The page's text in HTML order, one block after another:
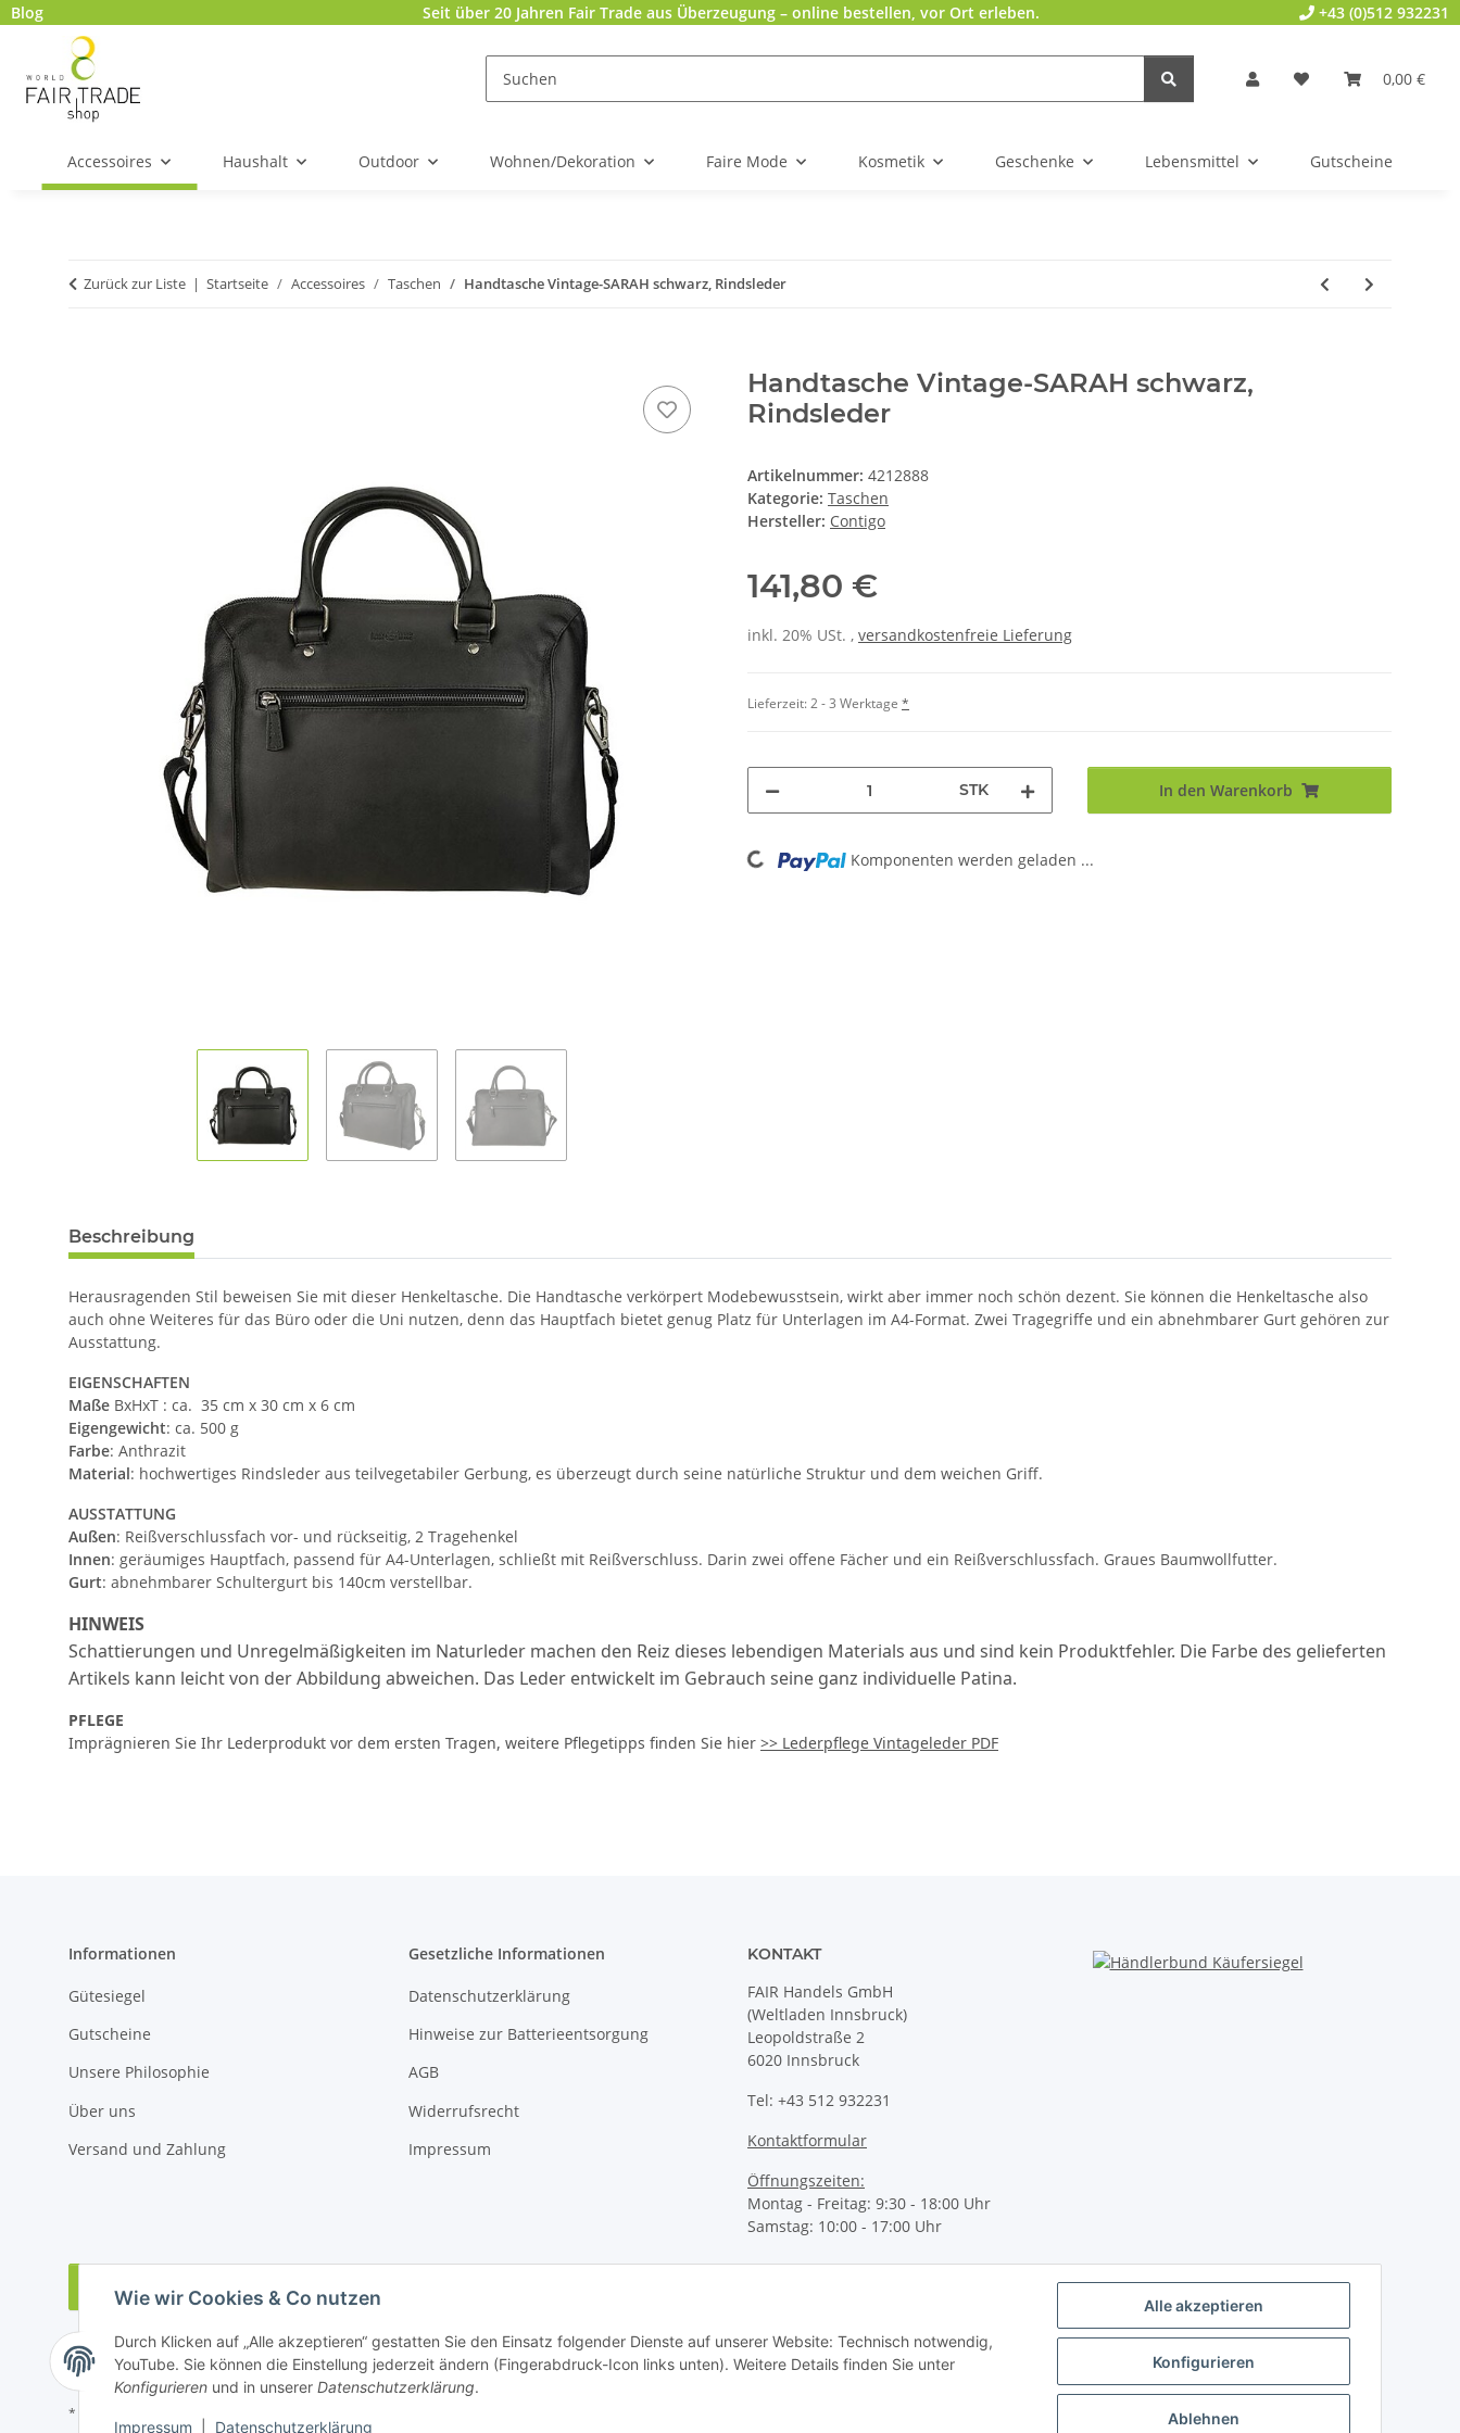
Alle akzeptieren
Konfigurieren
Ablehnen
Wie wir Cookies & Co nutzen
Durch Klicken auf „Alle akzeptieren“ gestatten Sie den Einsatz folgender Dienste auf unserer Website: Technisch notwendig,
YouTube. Sie können die Einstellung jederzeit ändern (Fingerabdruck-Icon links unten). Weitere Details finden Sie unter
Konfigurieren und in unserer Datenschutzerklärung.
Impressum Datenschutzerklärung
Blog Seit über 20 Jahren Fair Trade aus Überzeugung – online bestellen, vor Ort erleben. +43 (0)512 932231
0,00 €
Accessoires Haushalt Outdoor Wohnen/Dekoration Faire Mode Kosmetik Geschenke Lebensmittel Gutscheine
Zurück zur Liste Startseite Accessoires Taschen Handtasche Vintage-SARAH schwarz, Rindsleder
Handtasche Vintage-SARAH schwarz,
Rindsleder
Artikelnummer: 4212888
Kategorie: Taschen
Hersteller: Contigo
141,80 €
inkl. 20% USt. , versandkostenfreie Lieferung
Lieferzeit:2 - 3 Werktage *
STK In den Warenkorb
Loading... Komponenten werden geladen ...
Beschreibung
Herausragenden Stil beweisen Sie mit dieser Henkeltasche. Die Handtasche verkörpert Modebewusstsein, wirkt aber immer noch schön dezent. Sie können die Henkeltasche also
auch ohne Weiteres für das Büro oder die Uni nutzen, denn das Hauptfach bietet genug Platz für Unterlagen im A4-Format. Zwei Tragegriffe und ein abnehmbarer Gurt gehören zur
Ausstattung.
EIGENSCHAFTEN
Maße BxHxT : ca. 35 cm x 30 cm x 6 cm
Eigengewicht: ca. 500 g
Farbe: Anthrazit
Material: hochwertiges Rindsleder aus teilvegetabiler Gerbung, es überzeugt durch seine natürliche Struktur und dem weichen Griff.
AUSSTATTUNG
Außen: Reißverschlussfach vor- und rückseitig, 2 Tragehenkel
Innen: geräumiges Hauptfach, passend für A4-Unterlagen, schließt mit Reißverschluss. Darin zwei offene Fächer und ein Reißverschlussfach. Graues Baumwollfutter.
Gurt: abnehmbarer Schultergurt bis 140cm verstellbar.
HINWEIS
Schattierungen und Unregelmäßigkeiten im Naturleder machen den Reiz dieses lebendigen Materials aus und sind kein Produktfehler. Die Farbe des gelieferten
Artikels kann leicht von der Abbildung abweichen. Das Leder entwickelt im Gebrauch seine ganz individuelle Patina.
PFLEGE
Imprägnieren Sie Ihr Lederprodukt vor dem ersten Tragen, weitere Pflegetipps finden Sie hier >> Lederpflege Vintageleder PDF
Informationen
Gütesiegel
Gutscheine
Unsere Philosophie
Über uns
Versand und Zahlung
Gesetzliche Informationen
Datenschutzerklärung
Hinweise zur Batterieentsorgung
AGB
Widerrufsrecht
Impressum
KONTAKT
FAIR Handels GmbH
(Weltladen Innsbruck)
Leopoldstraße 2
6020 Innsbruck
Tel: +43 512 932231
Kontaktformular
Öffnungszeiten:
Montag - Freitag: 9:30 - 18:00 Uhr
Samstag: 10:00 - 17:00 Uhr
Vertrag widerrufen
* Alle Preise inkl. gesetzlicher USt., zzgl.